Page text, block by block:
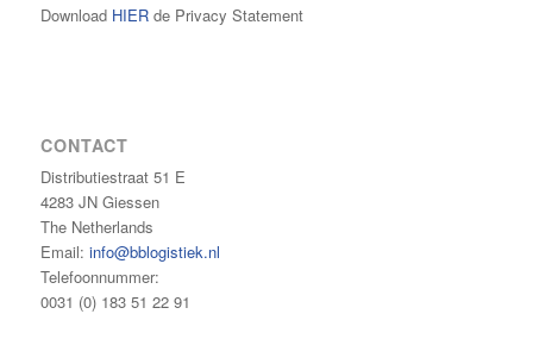
Download HIERde Privacy Statement
CONTACT
Distributiestraat 51 E
4283 JN Giessen
The Netherlands
Email: info@bblogistiek.nl
Telefoonnummer:
0031 (0) 183 51 22 91